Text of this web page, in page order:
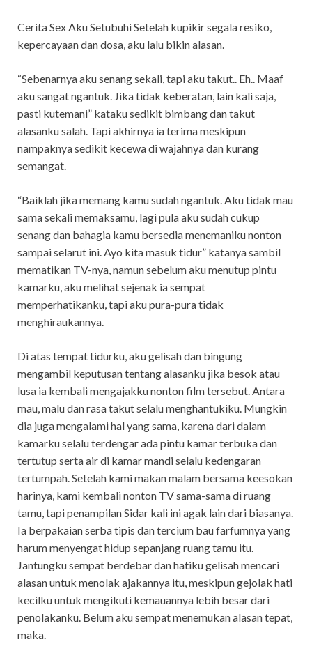
Cerita Sex Aku Setubuhi Setelah kupikir segala resiko,
kepercayaan dan dosa, aku lalu bikin alasan.
“Sebenarnya aku senang sekali, tapi aku takut.. Eh.. Maaf
aku sangat ngantuk. Jika tidak keberatan, lain kali saja,
pasti kutemani” kataku sedikit bimbang dan takut
alasanku salah. Tapi akhirnya ia terima meskipun
nampaknya sedikit kecewa di wajahnya dan kurang
semangat.
“Baiklah jika memang kamu sudah ngantuk. Aku tidak mau
sama sekali memaksamu, lagi pula aku sudah cukup
senang dan bahagia kamu bersedia menemaniku nonton
sampai selarut ini. Ayo kita masuk tidur” katanya sambil
mematikan TV-nya, namun sebelum aku menutup pintu
kamarku, aku melihat sejenak ia sempat
memperhatikanku, tapi aku pura-pura tidak
menghiraukannya.
Di atas tempat tidurku, aku gelisah dan bingung
mengambil keputusan tentang alasanku jika besok atau
lusa ia kembali mengajakku nonton film tersebut. Antara
mau, malu dan rasa takut selalu menghantukiku. Mungkin
dia juga mengalami hal yang sama, karena dari dalam
kamarku selalu terdengar ada pintu kamar terbuka dan
tertutup serta air di kamar mandi selalu kedengaran
tertumpah. Setelah kami makan malam bersama keesokan
harinya, kami kembali nonton TV sama-sama di ruang
tamu, tapi penampilan Sidar kali ini agak lain dari biasanya.
Ia berpakaian serba tipis dan tercium bau farfumnya yang
harum menyengat hidup sepanjang ruang tamu itu.
Jantungku sempat berdebar dan hatiku gelisah mencari
alasan untuk menolak ajakannya itu, meskipun gejolak hati
kecilku untuk mengikuti kemauannya lebih besar dari
penolakanku. Belum aku sempat menemukan alasan tepat,
maka.